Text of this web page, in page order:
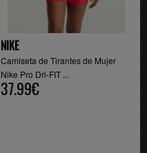
NIKE
Camiseta de Tirantes de Mujer
Nike Pro Dri-FIT ...
37.99€